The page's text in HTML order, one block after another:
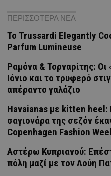
ΠΕΡΙΣΣΟΤΕΡΑ ΝΕΑ
Το Trussardi Elegantly
Parfum Lumineuse
Ραμόνα & Τορναρίτης:
Ιόνιο και το τρυφερό
απέραντο γαλάζιο
Havaianas με kitten heel:
σαγιονάρα της σεζόν
Copenhagen Fashion
Αστέρω Κυπριανού:
πόλη μαζί με τον Λούη